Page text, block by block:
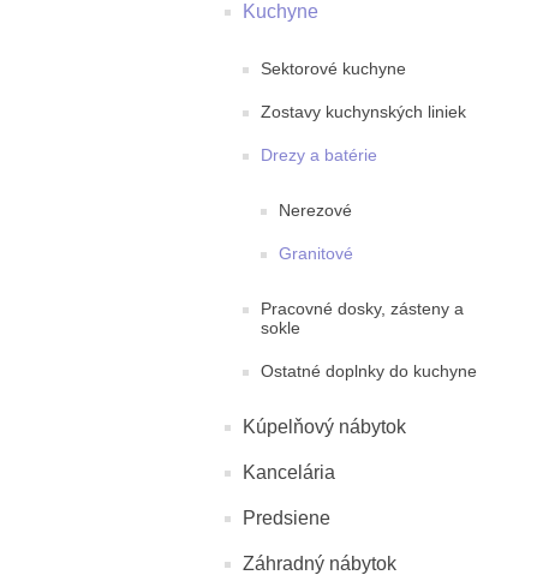
Kuchyne
Sektorové kuchyne
Zostavy kuchynských liniek
Drezy a batérie
Nerezové
Granitové
Pracovné dosky, zásteny a
sokle
Ostatné doplnky do kuchyne
Kúpelňový nábytok
Kancelária
Predsiene
Záhradný nábytok